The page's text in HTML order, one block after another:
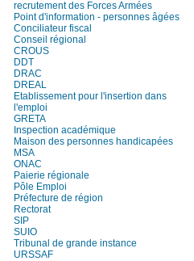
recrutement des Forces Armées
Point d'information - personnes âgées
Conciliateur fiscal
Conseil régional
CROUS
DDT
DRAC
DREAL
Etablissement pour l'insertion dans
l'emploi
GRETA
Inspection académique
Maison des personnes handicapées
MSA
ONAC
Paierie régionale
Pôle Emploi
Préfecture de région
Rectorat
SIP
SUIO
Tribunal de grande instance
URSSAF